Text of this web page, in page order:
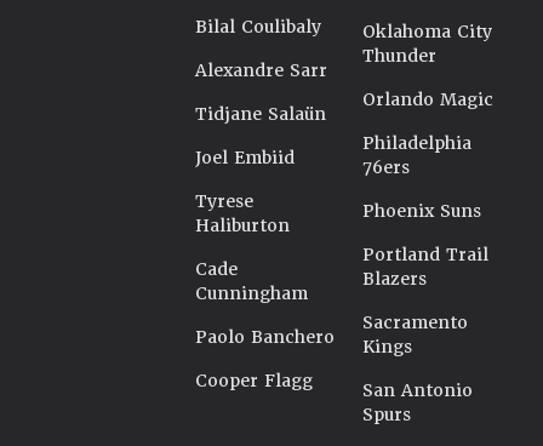
Bilal Coulibaly
Alexandre Sarr
Tidjane Salaün
Joel Embiid
Tyrese
Haliburton
Cade
Cunningham
Paolo Banchero
Cooper Flagg
Oklahoma City
Thunder
Orlando Magic
Philadelphia
76ers
Phoenix Suns
Portland Trail
Blazers
Sacramento
Kings
San Antonio
Spurs